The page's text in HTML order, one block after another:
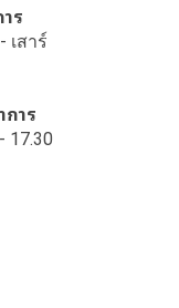
ร
เสาร์
การ
17.30